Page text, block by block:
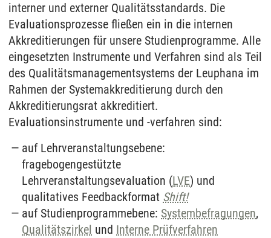
interner und externer Qualitätsstandards. Die
Evaluationsprozesse fließen ein in die internen
Akkreditierungen für unsere Studienprogramme. Alle
eingesetzten Instrumente und Verfahren sind als Teil
des Qualitätsmanagementsystems der Leuphana im
Rahmen der Systemakkreditierung durch den
Akkreditierungsrat akkreditiert.
Evaluationsinstrumente und -verfahren sind:
auf Lehrveranstaltungsebene:
fragebogengestützte
Lehrveranstaltungsevaluation (LVE) und
qualitatives Feedbackformat Shift!
auf Studienprogrammebene: Systembefragungen,
Qualitätszirkel und Interne Prüfverfahren